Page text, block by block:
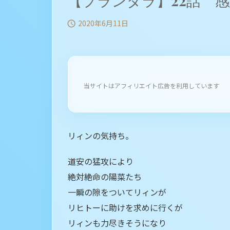
 2020年6月11日
当サイトはアフィリエイト広告を利用しています
リィンの気持ち。
道安の猛攻により
絶対絶命の陽菜たち
一瞬の隙をついてリィンが
リヒトーに助けを求めに行くが
リィンも力尽きそうになり